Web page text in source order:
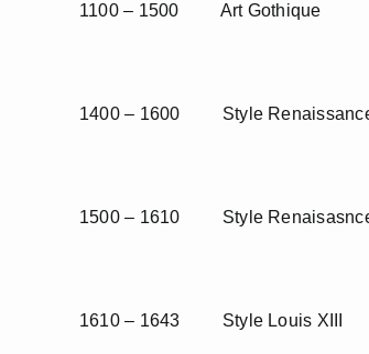
1100 – 1500 Art Gothique
1400 – 1600 Style
1500 – 1610 Style
1610 – 1643 Style Louis XIII